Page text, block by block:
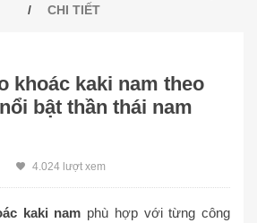
CHI TIẾT
khoác kaki nam theo
bật thần thái nam
4.024 lượt xem
kaki nam phù hợp với từng công